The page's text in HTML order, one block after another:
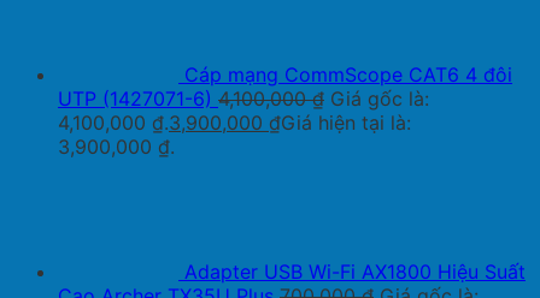
Cáp mạng CommScope CAT6 4 đôi
UTP (1427071-6) 4,100,000₫ Giá gốc là:
4,100,000 ₫.3,900,000 ₫Giá hiện tại là:
3,900,000 ₫.
Adapter USB Wi-Fi AX1800 Hiệu Suất